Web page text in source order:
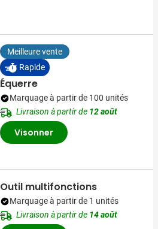
Meilleure vente
Rapide
Équerre
Marquage à partir de 100 unités
Livraison à partir de 12 août
Visonner
Outil multifonctions
Marquage à partir de 1 unités
Livraison à partir de 14 août